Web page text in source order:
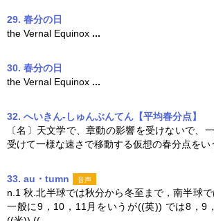
29. 春分の日
the Vernal Equinox ...
30. 春分の日
the Vernal Equinox ...
32. へいきん‐しゅんぶんてん【平均春分点】
〔名〕天文学で、章動の影響を受けないで、
受けて一様な速さで移動する仮想の春分点をい
33. au・tumn 音声
n.1 秋.北半球では秋分から冬至まで，南半球で
一般に9，10，11月をいうが((英)) では8，9